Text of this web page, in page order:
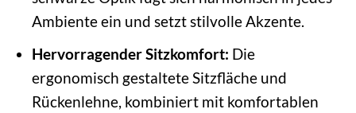
Ambiente ein und setzt stilvolle Akzente.
Hervorragender Sitzkomfort: Die
ergonomisch gestaltete Sitzfläche und
Rückenlehne, kombiniert mit komfortablen